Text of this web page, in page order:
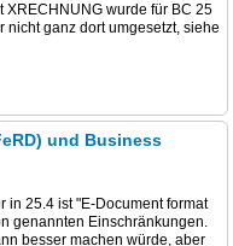
XRECHNUNG wurde für BC 25
ganz dort umgesetzt, siehe
und Business
in 25.4 ist "E-Document format
genannten Einschränkungen.
besser machen würde, aber